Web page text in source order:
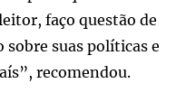
faço questão de
sobre suas políticas e
recomendou.